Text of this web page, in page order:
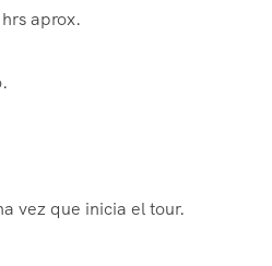
aprox.
vez que inicia el tour.